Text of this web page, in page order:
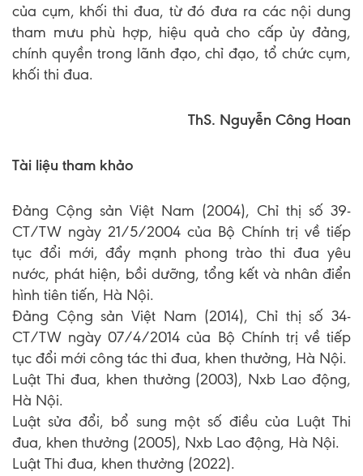
của cụm, khối thi đua, từ đó đưa ra các nội dung
tham mưu phù hợp, hiệu quả cho cấp ủy đảng,
chính quyền trong lãnh đạo, chỉ đạo, tổ chức cụm,
khối thi đua.
ThS. Nguyễn Công Hoan
Tài liệu tham khảo
Đảng Cộng sản Việt Nam (2004), Chỉ thị số 39-
CT/TW ngày 21/5/2004 của Bộ Chính trị về tiếp
tục đổi mới, đẩy mạnh phong trào thi đua yêu
nước, phát hiện, bồi dưỡng, tổng kết và nhân điển
hình tiên tiến, Hà Nội.
Đảng Cộng sản Việt Nam (2014), Chỉ thị số 34-
CT/TW ngày 07/4/2014 của Bộ Chính trị về tiếp
tục đổi mới công tác thi đua, khen thưởng, Hà Nội.
Luật Thi đua, khen thưởng (2003), Nxb Lao động,
Hà Nội.
Luật sửa đổi, bổ sung một số điều của Luật Thi
đua, khen thưởng (2005), Nxb Lao động, Hà Nội.
Luật Thi đua, khen thưởng (2022).